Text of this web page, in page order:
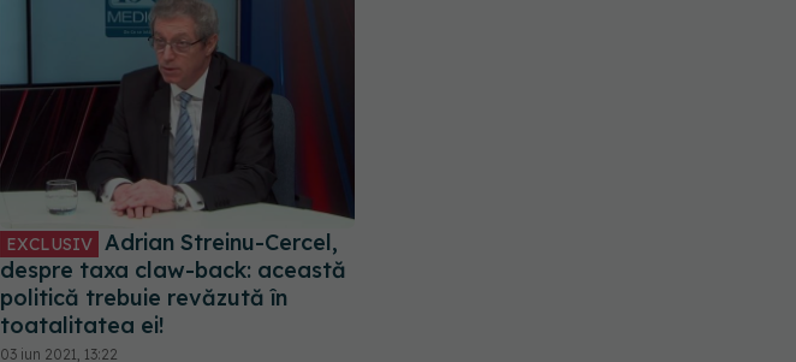
EXCLUSIV Adrian Streinu-Cercel,
despre taxa claw-back: această
politică trebuie revăzută în
toatalitatea ei!
03 iun 2021, 13:22